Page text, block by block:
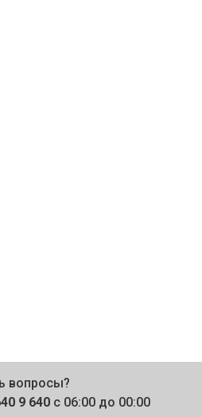
вопросы?
9 640 с 06:00 до 00:00